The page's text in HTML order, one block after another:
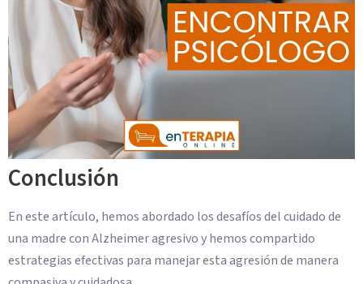
Conclusión
En este artículo, hemos abordado los desafíos del cuidado de
una madre con Alzheimer agresivo y hemos compartido
estrategias efectivas para manejar esta agresión de manera